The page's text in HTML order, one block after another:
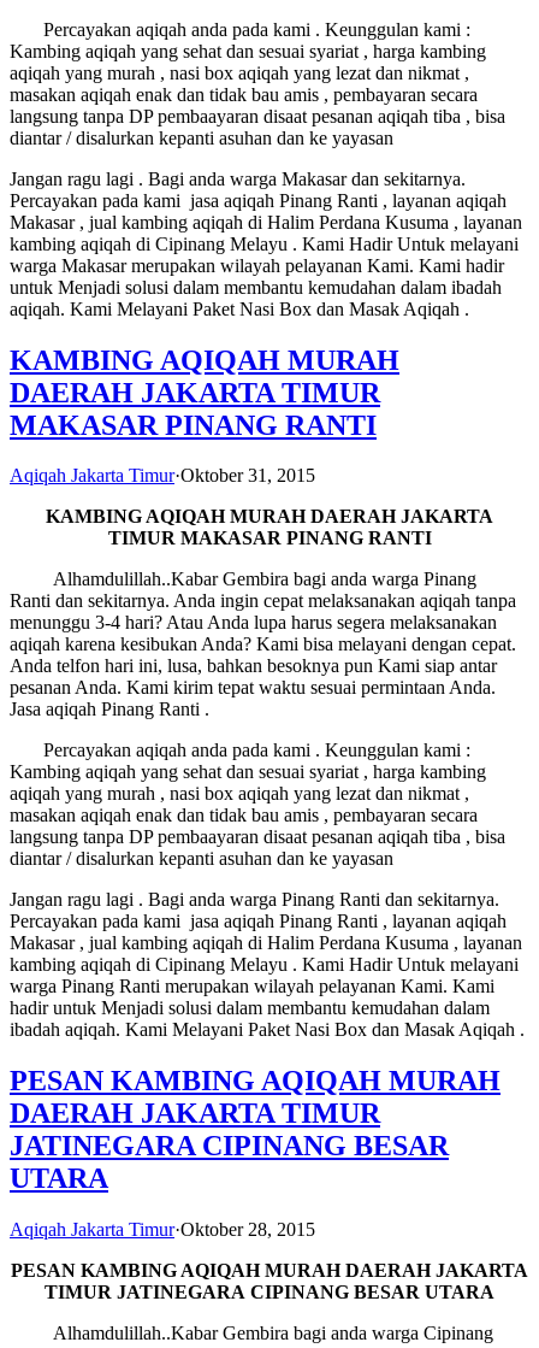
Percayakan aqiqah anda pada kami . Keunggulan kami :
Kambing aqiqah yang sehat dan sesuai syariat , harga kambing
aqiqah yang murah , nasi box aqiqah yang lezat dan nikmat ,
masakan aqiqah enak dan tidak bau amis , pembayaran secara
langsung tanpa DP pembaayaran disaat pesanan aqiqah tiba , bisa
diantar / disalurkan kepanti asuhan dan ke yayasan
Jangan ragu lagi . Bagi anda warga Makasar dan sekitarnya.
Percayakan pada kami jasa aqiqah Pinang Ranti , layanan aqiqah
Makasar , jual kambing aqiqah di Halim Perdana Kusuma , layanan
kambing aqiqah di Cipinang Melayu . Kami Hadir Untuk melayani
warga Makasar merupakan wilayah pelayanan Kami. Kami hadir
untuk Menjadi solusi dalam membantu kemudahan dalam ibadah
aqiqah. Kami Melayani Paket Nasi Box dan Masak Aqiqah .
KAMBING AQIQAH MURAH
DAERAH JAKARTA TIMUR
MAKASAR PINANG RANTI
Aqiqah Jakarta Timur·Oktober 31, 2015
KAMBING AQIQAH MURAHDAERAH JAKARTA
TIMUR MAKASAR PINANG RANTI
Alhamdulillah..Kabar Gembira bagi anda warga Pinang
Ranti dan sekitarnya. Anda ingin cepat melaksanakan aqiqah tanpa
menunggu 3-4 hari? Atau Anda lupa harus segera melaksanakan
aqiqah karena kesibukan Anda? Kami bisa melayani dengan cepat.
Anda telfon hari ini, lusa, bahkan besoknya pun Kami siap antar
pesanan Anda. Kami kirim tepat waktu sesuai permintaan Anda.
Jasa aqiqah Pinang Ranti .
Percayakan aqiqah anda pada kami . Keunggulan kami :
Kambing aqiqah yang sehat dan sesuai syariat , harga kambing
aqiqah yang murah , nasi box aqiqah yang lezat dan nikmat ,
masakan aqiqah enak dan tidak bau amis , pembayaran secara
langsung tanpa DP pembaayaran disaat pesanan aqiqah tiba , bisa
diantar / disalurkan kepanti asuhan dan ke yayasan
Jangan ragu lagi . Bagi anda warga Pinang Ranti dan sekitarnya.
Percayakan pada kami jasa aqiqah Pinang Ranti , layanan aqiqah
Makasar , jual kambing aqiqah di Halim Perdana Kusuma , layanan
kambing aqiqah di Cipinang Melayu . Kami Hadir Untuk melayani
warga Pinang Ranti merupakan wilayah pelayanan Kami. Kami
hadir untuk Menjadi solusi dalam membantu kemudahan dalam
ibadah aqiqah. Kami Melayani Paket Nasi Box dan Masak Aqiqah .
PESAN KAMBING AQIQAH MURAH
DAERAH JAKARTA TIMUR
JATINEGARA CIPINANG BESAR
UTARA
Aqiqah Jakarta Timur·Oktober 28, 2015
PESAN KAMBING AQIQAH MURAHDAERAH JAKARTA
TIMUR JATINEGARA CIPINANG BESAR UTARA
Alhamdulillah..Kabar Gembira bagi anda warga Cipinang